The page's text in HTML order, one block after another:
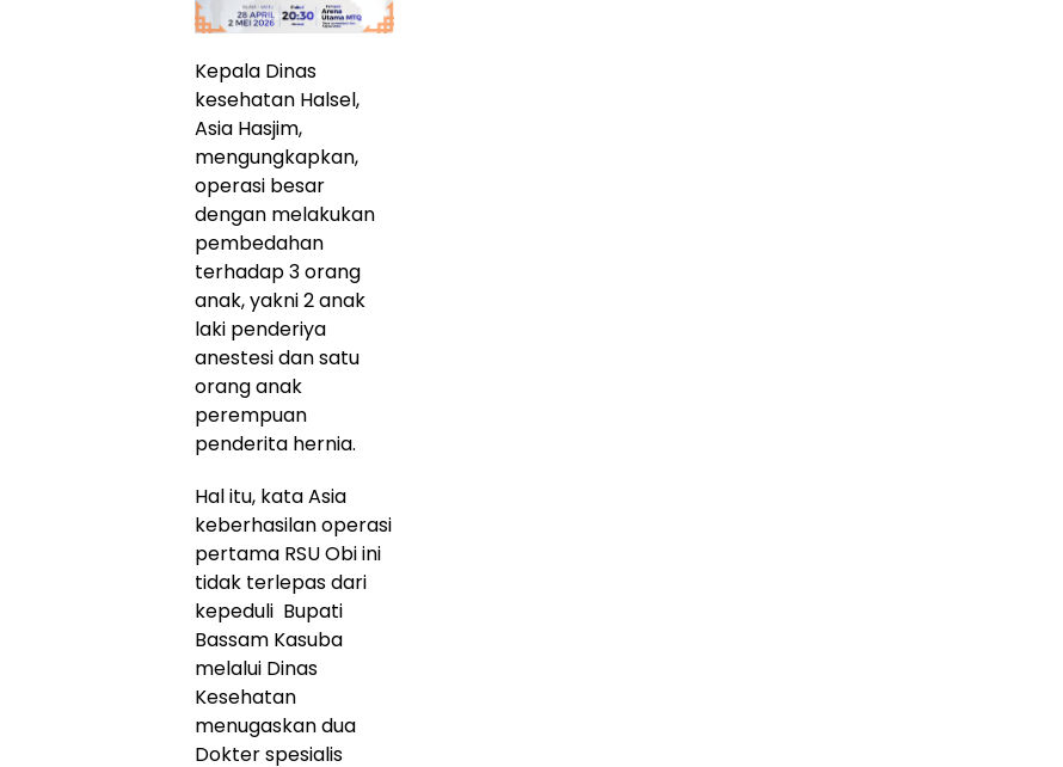
Kepala Dinas
kesehatan Halsel,
Asia Hasjim,
mengungkapkan,
operasi besar
dengan melakukan
pembedahan
terhadap 3 orang
anak, yakni 2 anak
laki penderiya
anestesi dan satu
orang anak
perempuan
penderita hernia.
Hal itu, kata Asia
keberhasilan operasi
pertama RSU Obi ini
tidak terlepas dari
kepeduli Bupati
Bassam Kasuba
melalui Dinas
Kesehatan
menugaskan dua
Dokter spesialis